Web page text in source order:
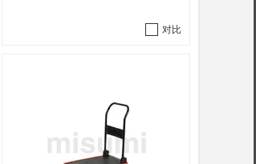
对比